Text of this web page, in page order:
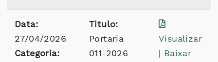
Data:
27/04/2026
Categoria:
Titulo:
Portaria
011-2026
Visualizar
| Baixar